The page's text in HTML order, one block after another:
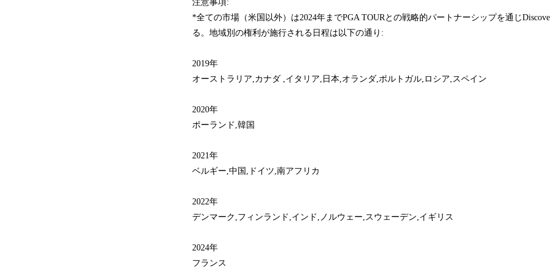
注意事項:
*全ての市場（米国以外）は2024年までPGA TOURとの戦略的パートナーシップを通じ
る。地域別の権利が施行される日程は以下の通り:
2019年
オーストラリア,カナダ ,イタリア,日本,オランダ,ポルトガル,ロシア,スペイン
2020年
ポーランド,韓国
2021年
ベルギー,中国,ドイツ,南アフリカ
2022年
デンマーク,フィンランド,インド,ノルウェー,スウェーデン,イギリス
2024年
フランス